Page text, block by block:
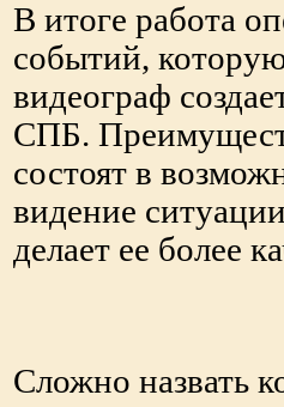
В итоге работа
событий,
видеограф
СПБ.
состоят в
видение
делает ее более
Сложно назвать